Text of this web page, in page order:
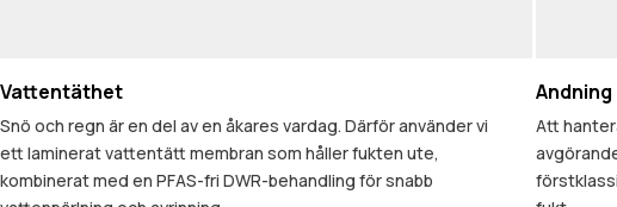
Vattentäthet
Snö och regn är en del av en åkares vardag. Därför använder vi
ett laminerat vattentätt membran som håller fukten ute,
kombinerat med en PFAS-fri DWR-behandling för snabb
Andning
Att